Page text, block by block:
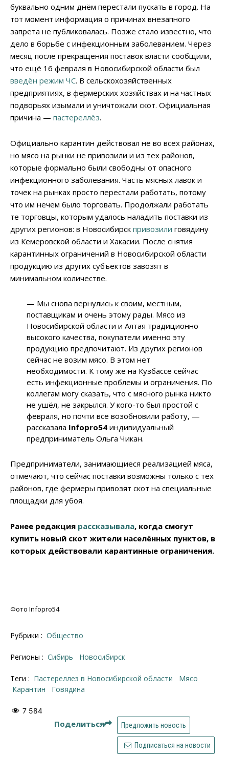
буквально одним днём перестали пускать в город. На
тот момент информация о причинах внезапного
запрета не публиковалась. Позже стало известно, что
дело в борьбе с инфекционным заболеванием. Через
месяц после прекращения поставок власти сообщили,
что ещё 16 февраля в Новосибирской области был
введён режим ЧС. В сельскохозяйственных
предприятиях, в фермерских хозяйствах и на частных
подворьях изымали и уничтожали скот. Официальная
причина — пастереллёз.
Официально карантин действовал не во всех районах,
но мясо на рынки не привозили и из тех районов,
которые формально были свободны от опасного
инфекционного заболевания. Часть мясных лавок и
точек на рынках просто перестали работать, потому
что им нечем было торговать. Продолжали работать
те торговцы, которым удалось наладить поставки из
других регионов: в Новосибирск привозили говядину
из Кемеровской области и Хакасии. После снятия
карантинных ограничений в Новосибирской области
продукцию из других субъектов завозят в
минимальном количестве.
— Мы снова вернулись к своим, местным,
поставщикам и очень этому рады. Мясо из
Новосибирской области и Алтая традиционно
высокого качества, покупатели именно эту
продукцию предпочитают. Из других регионов
сейчас не возим мясо. В этом нет
необходимости. К тому же на Кузбассе сейчас
есть инфекционные проблемы и ограничения. По
коллегам могу сказать, что с мясного рынка никто
не ушёл, не закрылся. У кого-то был простой с
февраля, но почти все возобновили работу, —
рассказала Infopro54 индивидуальный
предприниматель Ольга Чикан.
Предприниматели, занимающиеся реализацией мяса,
отмечают, что сейчас поставки возможны только с тех
районов, где фермеры привозят скот на специальные
площадки для убоя.
Ранее редакция рассказывала, когда смогут
купить новый скот жители населённых пунктов, в
которых действовали карантинные ограничения.
Фото Infopro54
Рубрики : Общество
Регионы : Сибирь Новосибирск
Теги : пастереллез в Новосибирской области
мясо
карантин
говядина
7 584
Поделиться Предложить новость
Подписаться на новости